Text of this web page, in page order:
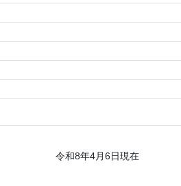
令和8年4月6日現在